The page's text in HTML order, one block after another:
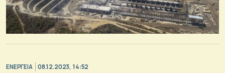
ΕΝΕΡΓΕΙΑ 08.12.2023, 14:52